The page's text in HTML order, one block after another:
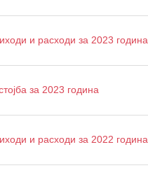
и расходи за 2023 година
за 2023 година
и расходи за 2022 година